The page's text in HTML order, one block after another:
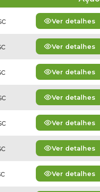
Ver detalhes
Ver detalhes
Ver detalhes
Ver detalhes
Ver detalhes
Ver detalhes
Ver detalhes